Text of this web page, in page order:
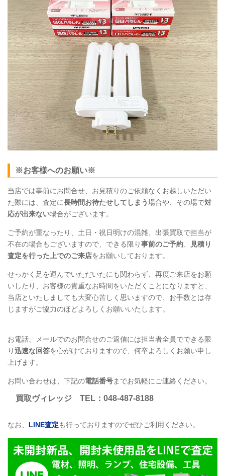
※お客様へのお願い※
当店では事前にお問合せ、お見積りのご依頼なくお越しいただい
た際には、査定に長時間お待たせしてしまう場合や、その場で対
応が出来ない場合がございます。
ご予約が重なったり、土日・祝日明けの混雑、出張買取で担当が
不在の場合もございますので、できる限り事前のご予約
見積り
査定を行った上でのご来店をお願いしております。
せっかく足を運んでいただいたにも関わらず、再度ご来店をお願
いしたり、お客様の貴重なお時間をいただくことになりますと、
当店といたしましても大変心苦しく思いますので、お手数とは存
じますがご協力のほどよろしくお願いいたします。
お電話、メールでのお問合せのご返信には担当者全員でできる限
り迅速な回答を心がけておりますので、何卒よろしくお願い申し
上げます。
お問い合わせは、下記の電話番号までお気軽にご連絡ください。
買取ヴィレッジ TEL ：048-487-8188
なお、 LINE査定も行っておりますのでぜひご利用ください。